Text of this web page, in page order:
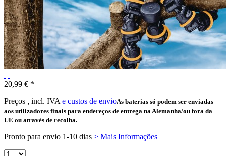
20,99 € *
Preços , incl. IVA e custos de envioAs baterias só podem ser enviadas
aos utilizadores finais para endereços de entrega na Alemanha/ou fora da
UE ou através de recolha.
Pronto para envio 1-10 dias > Mais Informações